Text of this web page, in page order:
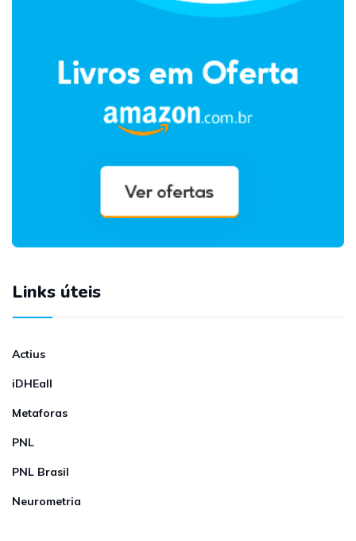
Links úteis
Actius
iDHEall
Metaforas
PNL
PNL Brasil
Neurometria